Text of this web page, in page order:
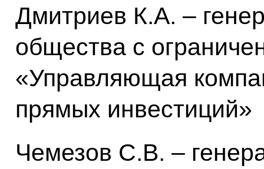
Дмитриев К.А. –
общества с
«Управляющая
прямых инвестиций»
Чемезов С.В. –